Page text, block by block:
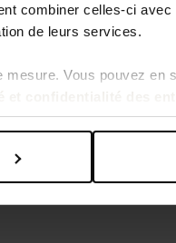
combiner celles-ci
de leurs services.
Vous pouvez en